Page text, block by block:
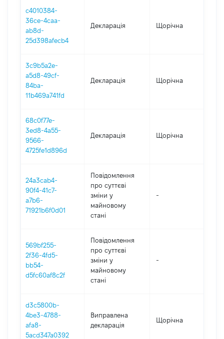
c4010384-
36ce-4caa-
ab8d-
25d398afecb4
Декларація Щорічна
3c9b5a2e-
a5d8-49cf-
84ba-
11b469a741fd
Декларація Щорічна
68c0f77e-
3ed8-4a55-
9566-
4725fe1d896d
Декларація Щорічна
24a3cab4-
90f4-41c7-
a7b6-
71921b6f0d01
Повідомлення
про суттєві
зміни y
майновому
стані
-
569bf255-
2f36-4fd5-
bb54-
d5fc60af8c2f
Повідомлення
про суттєві
зміни y
майновому
стані
-
d3c5800b-
4be3-4788-
afa8-
5acd347a0392
Виправлена
декларація
Щорічна